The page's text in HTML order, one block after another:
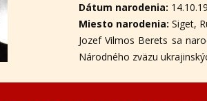
Dátum narodenia:
Miesto narodenia:Siget,
Jozef Vilmos Berets sa
Národného zväzu